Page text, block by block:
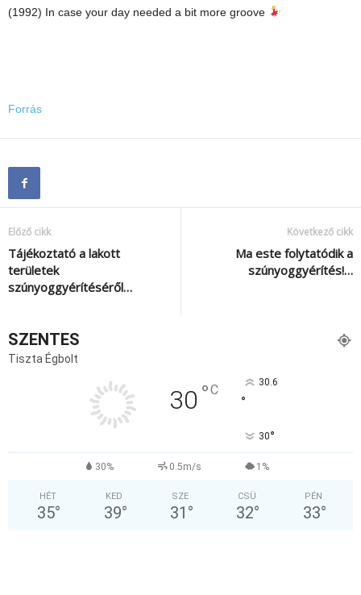
(1992) In case your day needed a bit more groove
Forrás
Előző cikk
Tájékoztató a lakott
területek
szúnyoggyérítéséről…
Következő cikk
Ma este folytatódik a
szúnyoggyérítés!…
SZENTES
Tiszta Égbolt
30 °C 30.6
°
30°
30% 0.5m/s 1%
HÉT
35°
KED
39°
SZE
31 °
CSÜ
32°
PÉN
33°